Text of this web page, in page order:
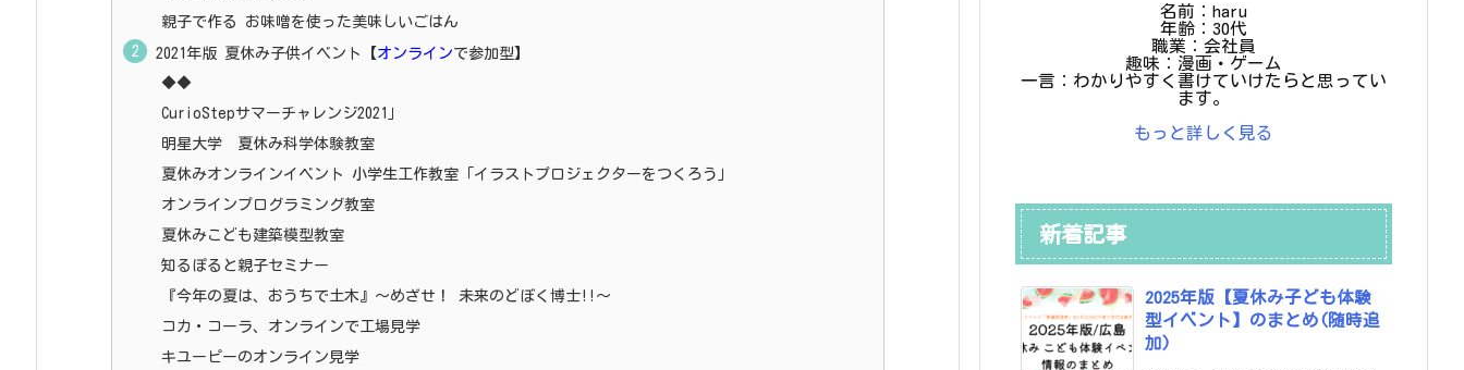
親子で作る お味噌を使った美味しいごはん
2021年版 夏休み子供イベント【オンラインで参加型】
◆◆
CurioStepサマーチャレンジ2021」
明星大学 夏休み科学体験教室
夏休みオンラインイベント 小学生工作教室「イラストプロジェクターをつくろう」
オンラインプログラミング教室
夏休みこども建築模型教室
知るぽると親子セミナー
『今年の夏は、おうちで土木』～めざせ！ 未来のどぼく博士!!～
コカ・コーラ、オンラインで工場見学
キユーピーのオンライン見学
名前：haru
年齢：30代
職業：会社員
趣味：漫画・ゲーム
一言：わかりやすく書けていけたらと思ってい
ます。
もっと詳しく見る
新着記事
2025年版【夏休み子ども体験
型イベント】のまとめ(随時追
加)